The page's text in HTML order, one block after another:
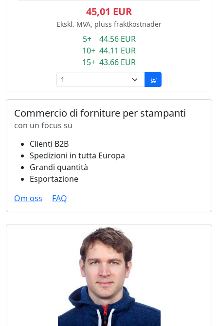
45,01 EUR
Ekskl. MVA, pluss fraktkostnader
5+ 44.56 EUR
10+ 44.11 EUR
15+ 43.66 EUR
Commercio di forniture per stampanti
con un focus su
Clienti B2B
Spedizioni in tutta Europa
Grandi quantità
Esportazione
Om oss
FAQ